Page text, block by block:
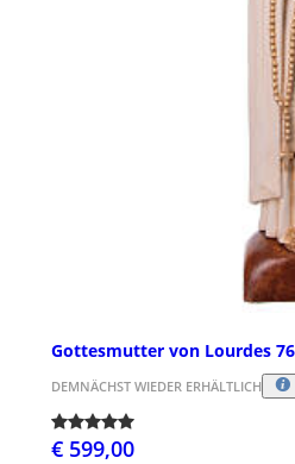
Gottesmutter von Lourdes
DEMNÄCHST WIEDER ERHÄLTLICH
€ 599,00